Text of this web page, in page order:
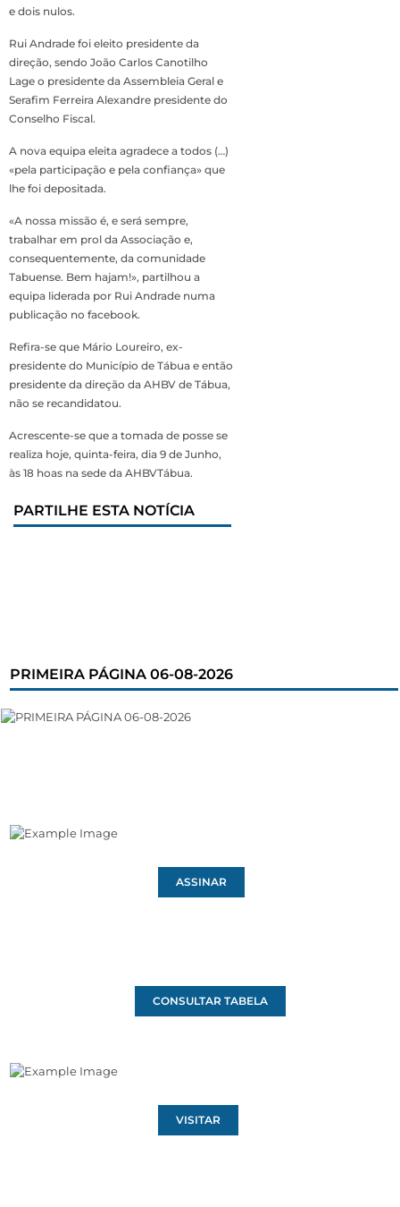
e dois nulos.
Rui Andrade foi eleito presidente da
direção, sendo João Carlos Canotilho
Lage o presidente da Assembleia Geral e
Serafim Ferreira Alexandre presidente do
Conselho Fiscal.
A nova equipa eleita agradece a todos (…)
«pela participação e pela confiança» que
lhe foi depositada.
«A nossa missão é, e será sempre,
trabalhar em prol da Associação e,
consequentemente, da comunidade
Tabuense. Bem hajam!», partilhou a
equipa liderada por Rui Andrade numa
publicação no facebook.
Refira-se que Mário Loureiro, ex-
presidente do Município de Tábua e então
presidente da direção da AHBV de Tábua,
não se recandidatou.
Acrescente-se que a tomada de posse se
realiza hoje, quinta-feira, dia 9 de Junho,
às 18 hoas na sede da AHBVTábua.
PARTILHE ESTA NOTÍCIA
PRIMEIRA PÁGINA 06-08-2026
ASSINAR
CONSULTAR TABELA
VISITAR